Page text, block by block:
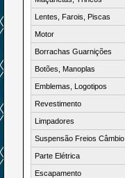
Lentes, Farois, Piscas
Motor
Borrachas Guarnições
Botões, Manoplas
Emblemas, Logotipos
Revestimento
Limpadores
Suspensão Freios Câmbio
Parte Elétrica
Escapamento